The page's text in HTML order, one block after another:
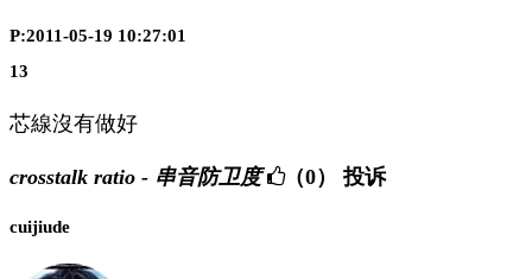
P:2011-05-19 10:27:01
13
芯線沒有做好
crosstalk ratio - 串音防卫度 （0） 投诉
cuijiude